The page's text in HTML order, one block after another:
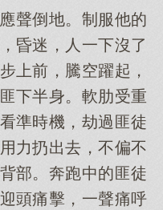
聲倒地。制服他的
昏迷，人一下沒了
上前，騰空躍起，
下半身。軟肋受重
準時機，劫過匪徒
力扔出去，不偏不
部。奔跑中的匪徒
頭痛擊，一聲痛呼